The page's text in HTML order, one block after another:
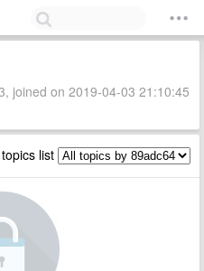
joined on 2019-04-03 21:10:45
list